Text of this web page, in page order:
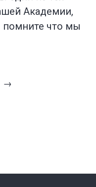
Академии,
помните что мы
→